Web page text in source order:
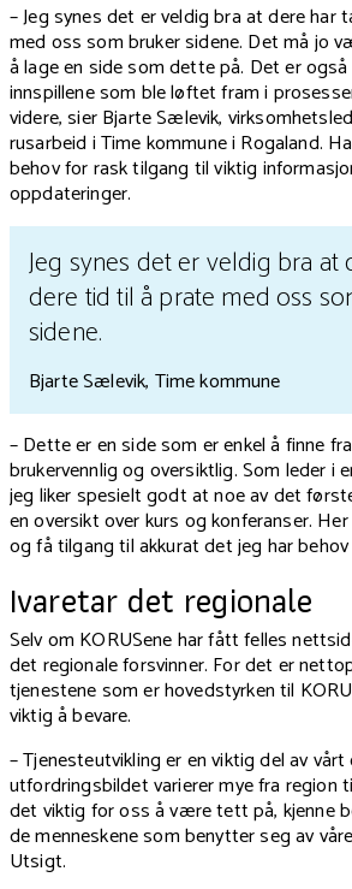
– Jeg synes det er veldig bra at dere
med oss som bruker sidene. Det må jo
å lage en side som dette på. Det er
innspillene som ble løftet fram i
videre, sier Bjarte Sælevik,
rusarbeid i Time kommune i Rogaland.
behov for rask tilgang til viktig
oppdateringer.
Jeg synes det er veldig bra at
dere tid til å prate med oss
sidene.
Bjarte Sælevik, Time kommune
– Dette er en side som er enkel å finne
brukervennlig og oversiktlig. Som leder i
jeg liker spesielt godt at noe av det
en oversikt over kurs og konferanser.
og få tilgang til akkurat det jeg har
Ivaretar det regionale
Selv om KORUSene har fått felles
det regionale forsvinner. For det er
tjenestene som er hovedstyrken til
viktig å bevare.
– Tjenesteutvikling er en viktig del av
utfordringsbildet varierer mye fra region
det viktig for oss å være tett på, kjenne
de menneskene som benytter seg av
Utsigt.